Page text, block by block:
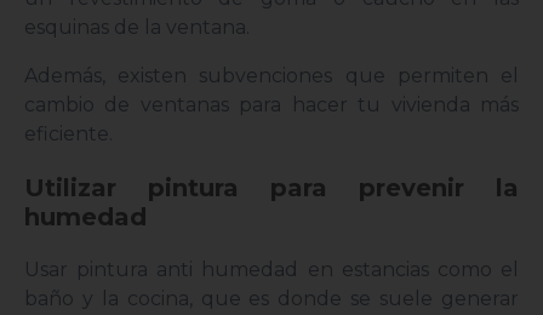
esquinas de la ventana.
Además, existen subvenciones que permiten el
cambio de ventanas para hacer tu vivienda más
eficiente.
Utilizar pintura para prevenir la
humedad
Usar pintura anti humedad en estancias como el
baño y la cocina, que es donde se suele generar